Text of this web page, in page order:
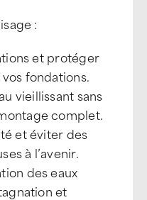
:
et protéger
fondations.
vieillissant sans
complet.
et éviter des
à l’avenir.
des eaux
et